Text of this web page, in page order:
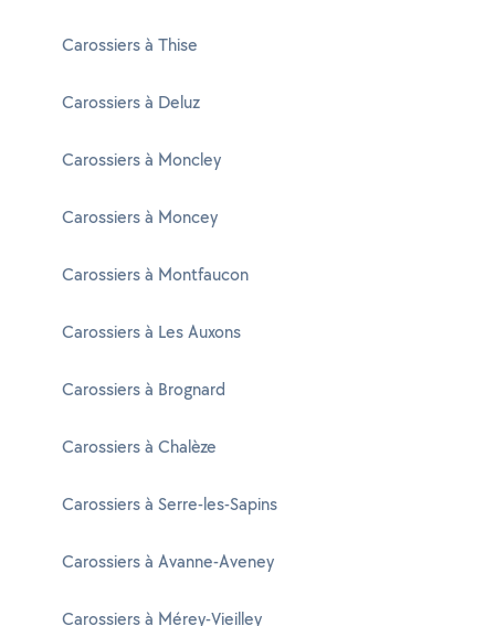
Carossiers à Thise
Carossiers à Deluz
Carossiers à Moncley
Carossiers à Moncey
Carossiers à Montfaucon
Carossiers à Les Auxons
Carossiers à Brognard
Carossiers à Chalèze
Carossiers à Serre-les-Sapins
Carossiers à Avanne-Aveney
Carossiers à Mérey-Vieilley